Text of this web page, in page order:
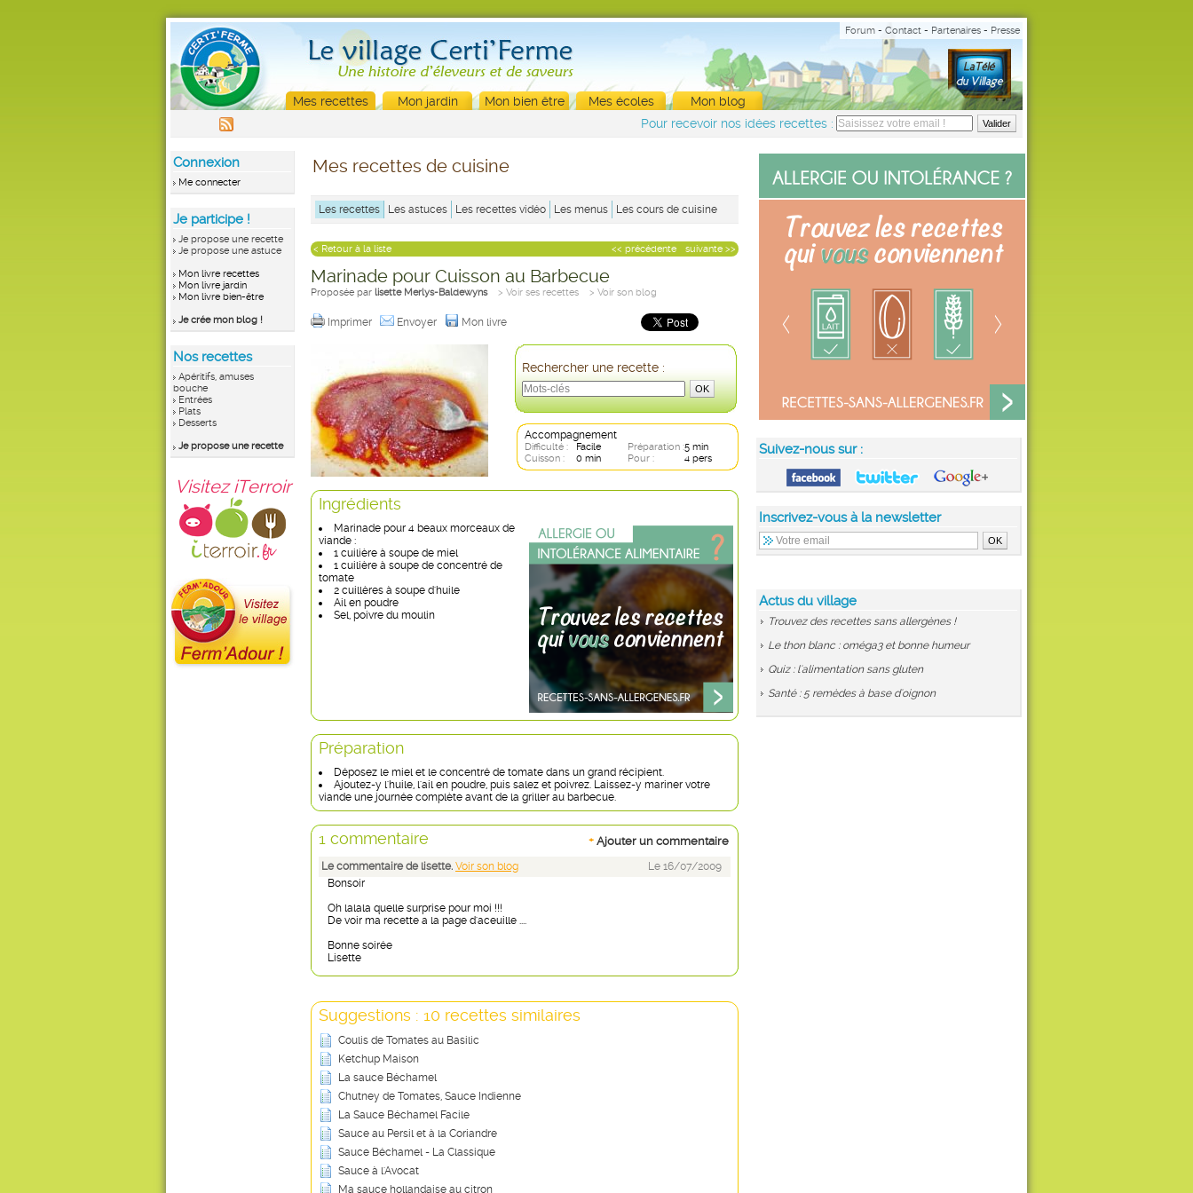
Forum - Contact - Partenaires - Presse
Mes recettes Mon jardin Mon bien être Mes écoles
Mon blog
Pour recevoir nos idées recettes :
Connexion
Me connecter
Je participe !
Je propose une recette
Je propose une astuce
Mon livre recettes
Mon livre jardin
Mon livre bien-être
Je crée mon blog !
Nos recettes
Apéritifs, amuses
bouche
Entrées
Plats
Desserts
Je propose une recette
Visitez iTerroir
Suivez-nous sur :
Inscrivez-vous à la newsletter
Actus du village
Trouvez des recettes sans allergènes !
Le thon blanc : oméga3 et bonne humeur
Quiz : l'alimentation sans gluten
Santé : 5 remèdes à base d'oignon
Mes recettes de cuisine
Les recettes Les astuces Les recettes vidéo Les menus Les cours de cuisine
suivante >>
<< précédente
< Retour à la liste
Marinade pour Cuisson au Barbecue
Proposée par lisette Merlys-Baldewyns > Voir ses recettes > Voir son blog
Imprimer Envoyer Mon livre
Rechercher une recette :
Accompagnement
Difficulté : Facile Préparation :5 min
Cuisson :
0 min Pour : 4 pers
Ingrédients
Marinade pour 4 beaux morceaux de
viande :
1 cuilière à soupe de miel
1 cuilière à soupe de concentré de
tomate
2 cuillères à soupe d'huile
Ail en poudre
Sel, poivre du moulin
Préparation
Déposez le miel et le concentré de tomate dans un grand récipient.
Ajoutez-y l'huile, l'ail en poudre, puis salez et poivrez. Laissez-y mariner votre
viande une journée complète avant de la griller au barbecue.
+ Ajouter un commentaire
1 commentaire
Le commentaire de lisette. Voir son blog
Le 16/07/2009
Bonsoir
Oh lalala quelle surprise pour moi !!!
De voir ma recette a la page d'aceuille ....
Bonne soirée
Lisette
Suggestions : 10 recettes similaires
Coulis de Tomates au Basilic
Ketchup Maison
La sauce Béchamel
Chutney de Tomates, Sauce Indienne
La Sauce Béchamel Facile
Sauce au Persil et à la Coriandre
Sauce Béchamel - La Classique
Sauce à l'Avocat
Ma sauce hollandaise au citron